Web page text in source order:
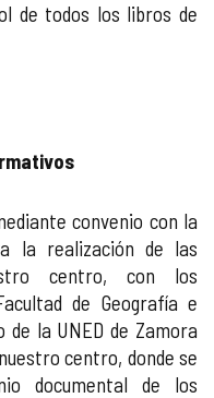
de todos los libros de
convenio con la
la realización de las
centro, con los
de Geografía e
la UNED de Zamora
centro, donde se
documental de los